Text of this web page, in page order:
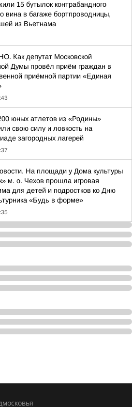
15 бутылок контрабандного
вина в багаже бортпроводницы,
из Вьетнама
Как депутат Московской
Думы провёл приём граждан в
приёмной партии «Единая
юных атлетов из «Родины»
свою силу и ловкость на
загородных лагерей
На площади у Дома культуры
м. о. Чехов прошла игровая
для детей и подростков ко Дню
«Будь в форме»